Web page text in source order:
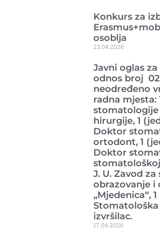
Konkurs za
osoblja
23.04.2026
Javni oglas
odnos broj 02-
neodređeno
radna mjesta:
stomatologije
hirurgije, 1
Doktor
ortodont, 1
Doktor
J. U. Zavod
obrazovanje i
„Mjedenica“,
Stomatološka
izvršilac.
17.04.2026